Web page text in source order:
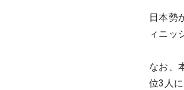
日本勢
ィニッ
なお、
位3人